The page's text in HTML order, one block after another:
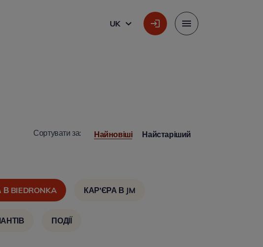
UK
УКРАЇНСЬКА
Сортувати за: Найновіші Найстаріший
BIEDRONKA КАР'ЄРА В JM
ПОДІЇ